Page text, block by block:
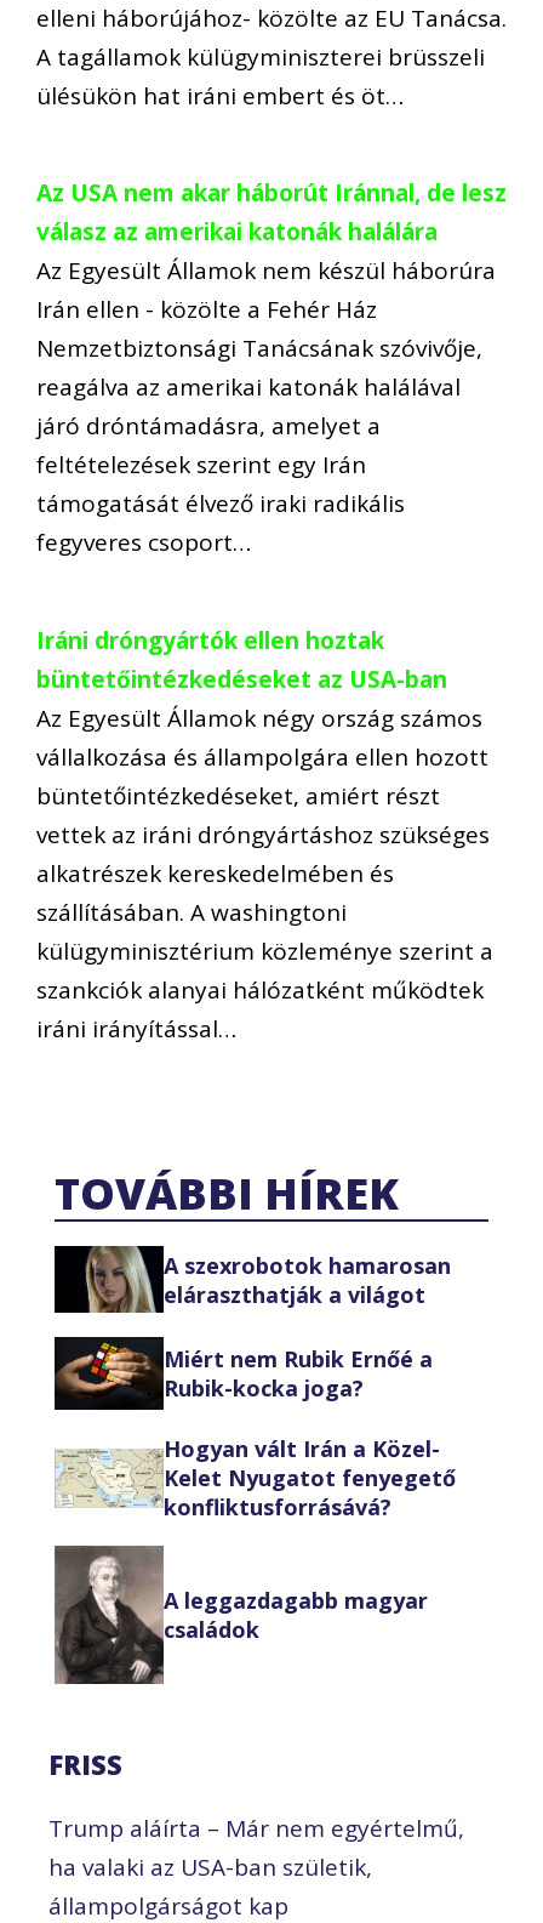
elleni háborújához- közölte az EU Tanácsa.
A tagállamok külügyminiszterei brüsszeli
ülésükön hat iráni embert és öt…
Az USA nem akar háborút Iránnal, de lesz
válasz az amerikai katonák halálára
Az Egyesült Államok nem készül háborúra
Irán ellen - közölte a Fehér Ház
Nemzetbiztonsági Tanácsának szóvivője,
reagálva az amerikai katonák halálával
járó dróntámadásra, amelyet a
feltételezések szerint egy Irán
támogatását élvező iraki radikális
fegyveres csoport…
Iráni dróngyártók ellen hoztak
büntetőintézkedéseket az USA-ban
Az Egyesült Államok négy ország számos
vállalkozása és állampolgára ellen hozott
büntetőintézkedéseket, amiért részt
vettek az iráni dróngyártáshoz szükséges
alkatrészek kereskedelmében és
szállításában. A washingtoni
külügyminisztérium közleménye szerint a
szankciók alanyai hálózatként működtek
iráni irányítással…
TOVÁBBI HÍREK
A szexrobotok hamarosan
eláraszthatják a világot
Miért nem Rubik Ernőé a
Rubik-kocka joga?
Hogyan vált Irán a Közel-
Kelet Nyugatot fenyegető
konfliktusforrásává?
A leggazdagabb magyar
családok
FRISS
Trump aláírta – Már nem egyértelmű,
ha valaki az USA-ban születik,
állampolgárságot kap